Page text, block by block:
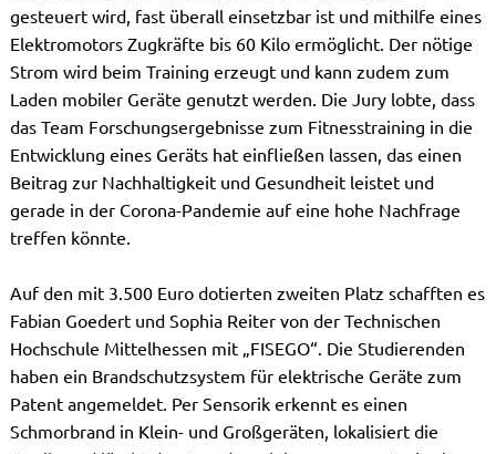
gesteuert wird, fast überall einsetzbar ist und mithilfe eines
Elektromotors Zugkräfte bis 60 Kilo ermöglicht. Der nötige
Strom wird beim Training erzeugt und kann zudem zum
Laden mobiler Geräte genutzt werden. Die Jury lobte, dass
das Team Forschungsergebnisse zum Fitnesstraining in die
Entwicklung eines Geräts hat einfließen lassen, das einen
Beitrag zur Nachhaltigkeit und Gesundheit leistet und
gerade in der Corona-Pandemie auf eine hohe Nachfrage
treffen könnte.
Auf den mit 3.500 Euro dotierten zweiten Platz schafften es
Fabian Goedert und Sophia Reiter von der Technischen
Hochschule Mittelhessen mit „FISEGO“. Die Studierenden
haben ein Brandschutzsystem für elektrische Geräte zum
Patent angemeldet. Per Sensorik erkennt es einen
Schmorbrand in Klein- und Großgeräten, lokalisiert die